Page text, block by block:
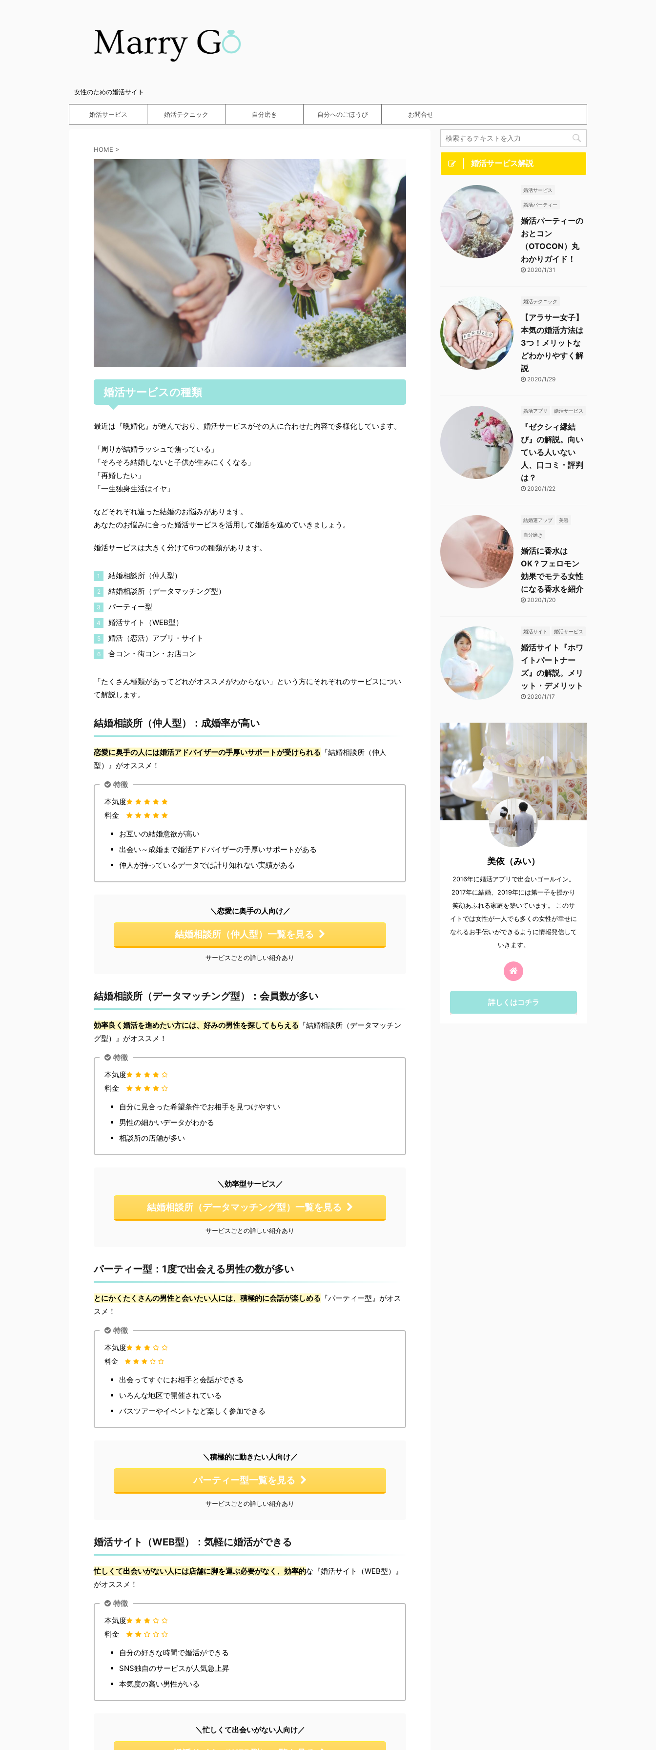
女性のための婚活サイト
婚活サービス 婚活テクニック 自分磨き 自分へのごほうび お問合せ
HOME >
婚活サービスの種類
最近は『晩婚化』が進んでおり、婚活サービスがその人に合わせた内容で多様化しています。
「周りが結婚ラッシュで焦っている」
「そろそろ結婚しないと子供が生みにくくなる」
「再婚したい」
「一生独身生活はイヤ」
などそれぞれ違った結婚のお悩みがあります。
あなたのお悩みに合った婚活サービスを活用して婚活を進めていきましょう。
婚活サービスは大きく分けて6つの種類があります。
結婚相談所（仲人型）
結婚相談所（データマッチング型）
パーティー型
婚活サイト（WEB型）
婚活（恋活）アプリ・サイト
合コン・街コン・お店コン
「たくさん種類があってどれがオススメがわからない」という方にそれぞれのサービスについ
て解説します。
結婚相談所（仲人型）：成婚率が高い
恋愛に奥手の人には婚活アドバイザーの手厚いサポートが受けられる 『結婚相談所（仲人
型）』がオススメ！
特徴
本気度
料金
お互いの結婚意欲が高い
出会い～成婚まで婚活アドバイザーの手厚いサポートがある
仲人が持っているデータでは計り知れない実績がある
＼恋愛に奥手の人向け／
結婚相談所（仲人型）一覧を見る
サービスごとの詳しい紹介あり
結婚相談所（データマッチング型）：会員数が多い
効率良く婚活を進めたい方には、好みの男性を探してもらえる 『結婚相談所（データマッチン
グ型）』がオススメ！
特徴
本気度
料金
自分に見合った希望条件でお相手を見つけやすい
男性の細かいデータがわかる
相談所の店舗が多い
＼効率型サービス／
結婚相談所（データマッチング型）一覧を見る
サービスごとの詳しい紹介あり
パーティー型：1度で出会える男性の数が多い
とにかくたくさんの男性と会いたい人には、積極的に会話が楽しめる 『パーティー型』がオス
スメ！
特徴
本気度
料金
出会ってすぐにお相手と会話ができる
いろんな地区で開催されている
バスツアーやイベントなど楽しく参加できる
＼積極的に動きたい人向け／
パーティー型一覧を見る
サービスごとの詳しい紹介あり
婚活サイト（WEB型）：気軽に婚活ができる
忙しくて出会いがない人には店舗に脚を運ぶ必要がなく、効率的な『婚活サイト（WEB型）』
がオススメ！
特徴
本気度
料金
自分の好きな時間で婚活ができる
SNS独自のサービスが人気急上昇
本気度の高い男性がいる
＼忙しくて出会いがない人向け／
婚活サービス解説
婚活サービス
婚活パーティー
婚活パーティーの
おとコン
（OTOCON）丸
わかりガイド！
2020/1/31
婚活テクニック
【アラサー女子】
本気の婚活方法は
3つ！メリットな
どわかりやすく解
説
2020/1/29
婚活アプリ 婚活サービス
『ゼクシィ縁結
び』の解説。向い
ている人いない
人、口コミ・評判
は？
2020/1/22
結婚運アップ 美容
自分磨き
婚活に香水は
OK？フェロモン
効果でモテる女性
になる香水を紹介
2020/1/20
婚活サイト 婚活サービス
婚活サイト『ホワ
イトパートナー
ズ』の解説。メリ
ット・デメリット
2020/1/17
美依（みい）
2016年に婚活アプリで出会いゴールイン。
2017年に結婚、2019年には第一子を授かり
笑顔あふれる家庭を築いています。 このサ
イトでは女性が一人でも多くの女性が幸せに
なれるお手伝いができるように情報発信して
いきます。
詳しくはコチラ